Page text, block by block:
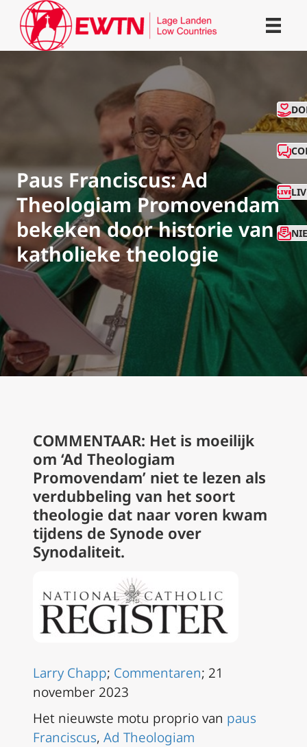
Paus Franciscus: Ad
Theologiam Promovendam
bekeken door historie van
katholieke theologie
COMMENTAAR: Het is moeilijk
om ‘Ad Theologiam
Promovendam’ niet te lezen als
verdubbeling van het soort
theologie dat naar voren kwam
tijdens de Synode over
Synodaliteit.
Larry Chapp; Commentaren; 21
november 2023
Het nieuwste motu propriovan paus
Franciscus, Ad Theologiam